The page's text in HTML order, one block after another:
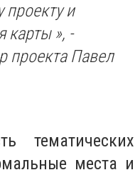
проекту и
карты », -
проекта Павел
тематических
места и